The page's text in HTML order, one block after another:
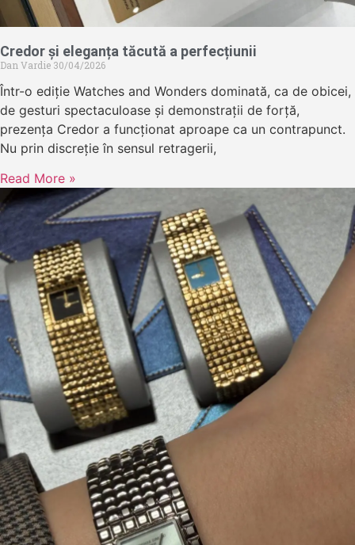
Credor și eleganța tăcută a perfecțiunii
Dan Vardie 30/04/2026
Într-o ediție Watches and Wonders dominată, ca de obicei,
de gesturi spectaculoase și demonstrații de forță,
prezența Credor a funcționat aproape ca un contrapunct.
Nu prin discreție în sensul retragerii,
Read More »